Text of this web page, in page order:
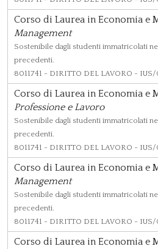
Corso di Laurea in Economia e
Management
Sostenibile dagli studenti immatricolati
precedenti.
8011741 - DIRITTO DEL LAVORO -
Corso di Laurea in Economia e
Professione e Lavoro
Sostenibile dagli studenti immatricolati
precedenti.
8011741 - DIRITTO DEL LAVORO -
Corso di Laurea in Economia e
Management
Sostenibile dagli studenti immatricolati
precedenti.
8011741 - DIRITTO DEL LAVORO -
Corso di Laurea in Economia e